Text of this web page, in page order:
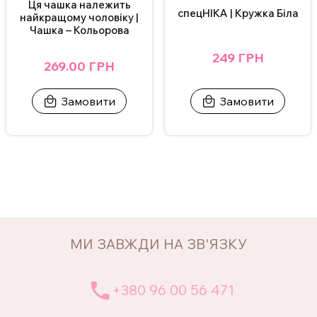
Ця чашка належить
найкращому чоловіку |
Чашка – Кольорова
269.00 ГРН
Замовити
спецНІКА | Кружка Біла
249 ГРН
Замовити
МИ ЗАВЖДИ НА ЗВ'ЯЗКУ
+380 96 00 56 471